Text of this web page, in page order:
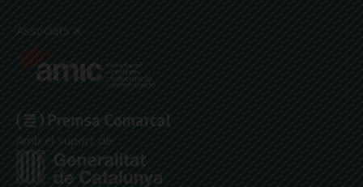
Associats a:
Amb el suport de: